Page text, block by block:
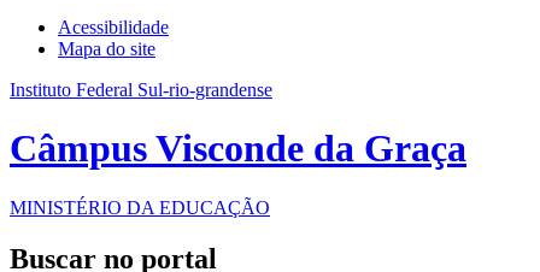
Acessibilidade
Mapa do site
Instituto Federal Sul-rio-grandense
Câmpus Visconde da Graça
MINISTÉRIO DA EDUCAÇÃO
Buscar no portal